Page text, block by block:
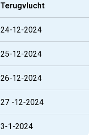
Terugvlucht
24-12-2024
25-12-2024
26-12-2024
27 -12-2024
3-1-2024